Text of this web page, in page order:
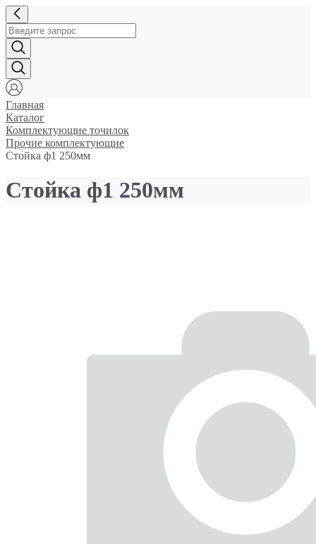
Главная
Каталог
Комплектующие точилок
Прочие комплектующие
Стойка ф1 250мм
Стойка ф1 250мм